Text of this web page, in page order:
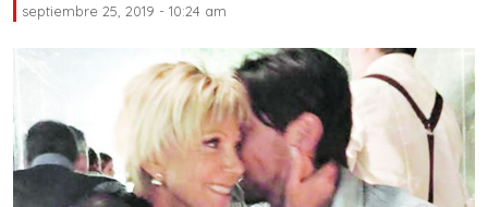
septiembre 25, 2019 - 10:24 am